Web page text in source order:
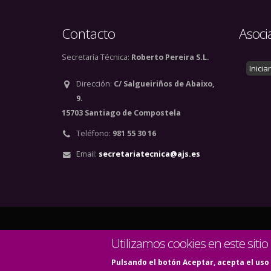
Contacto
Secretaría Técnica: Roberto Pereira S.L.
Dirección: C/ Salgueiriños de Abaixo,
9.
15703 Santiago de Compostela
Teléfono: 981 55 30 16
Email: secretariatecnica@ajs.es
Utilizamos cookies en este
Pulsando el botón Aceptar, acepta el